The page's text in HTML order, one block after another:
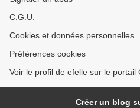
C.G.U.
Cookies et données personnelles
Préférences cookies
Voir le profil de efelle sur le portail
Créer un blog